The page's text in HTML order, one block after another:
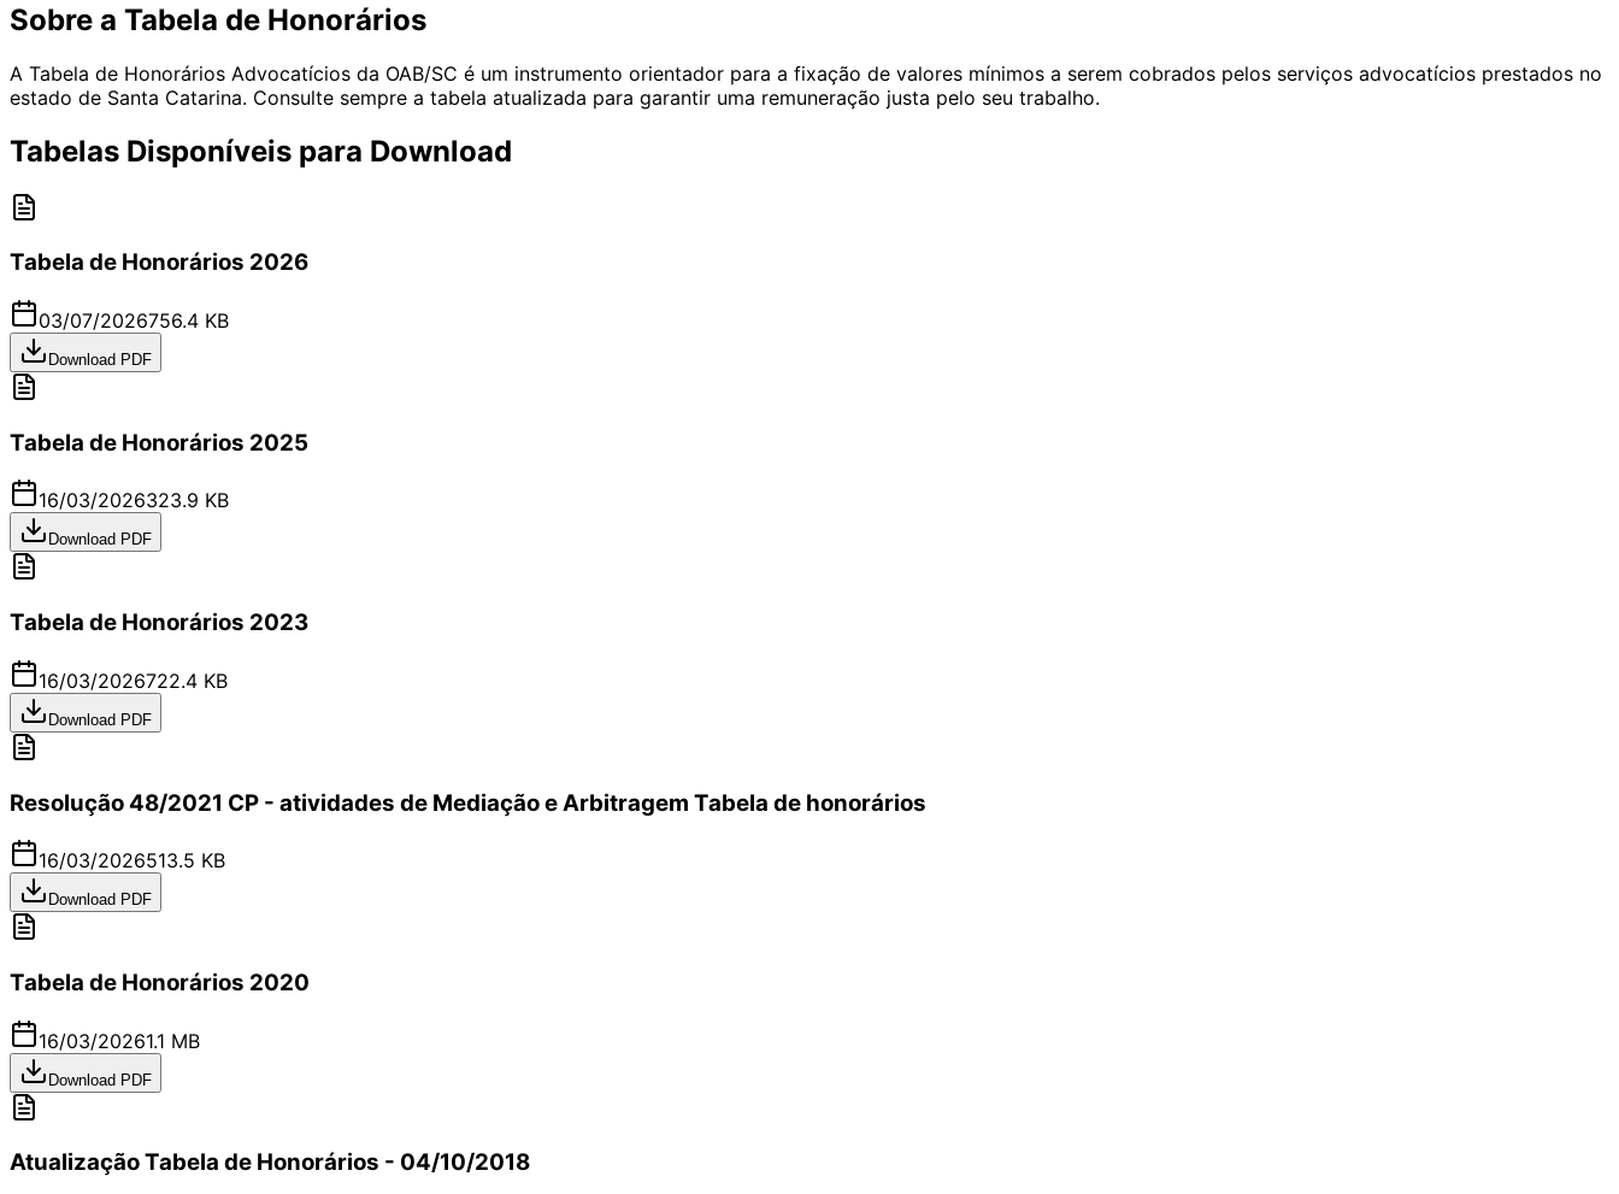
Sobre a Tabela de Honorários
A Tabela de Honorários Advocatícios da OAB/SC é um instrumento orientador para a fixação de valores mínimos a serem cobrados pelos serviços advocatícios prestados no
estado de Santa Catarina. Consulte sempre a tabela atualizada para garantir uma remuneração justa pelo seu trabalho.
Tabelas Disponíveis para Download
Tabela de Honorários 2026
03/07/2026756.4 KB
Download PDF
Tabela de Honorários 2025
16/03/2026323.9 KB
Download PDF
Tabela de Honorários 2023
16/03/2026722.4 KB
Download PDF
Resolução 48/2021 CP - atividades de Mediação e Arbitragem Tabela de honorários
16/03/2026513.5 KB
Download PDF
Tabela de Honorários 2020
16/03/20261.1 MB
Download PDF
Atualização Tabela de Honorários - 04/10/2018